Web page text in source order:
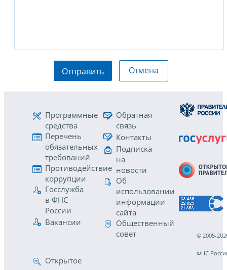
Отправить Отмена
Программные
средства
Перечень
обязательных
требований
Противодействие
коррупции
Госслужба
в ФНС
России
Вакансии
Обратная
связь
Контакты
Подписка
на
новости
Об
использовании
информации
сайта
Общественный
совет
Открытое
© 2005-
ФНС